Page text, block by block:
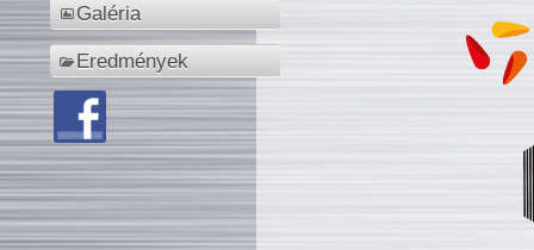
Galéria
Eredmények